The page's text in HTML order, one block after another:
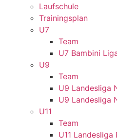
Laufschule
Trainingsplan
U7
Team
U7 Bambini
U9
Team
U9 Landesliga
U9 Landesliga
U11
Team
U11 Landesliga